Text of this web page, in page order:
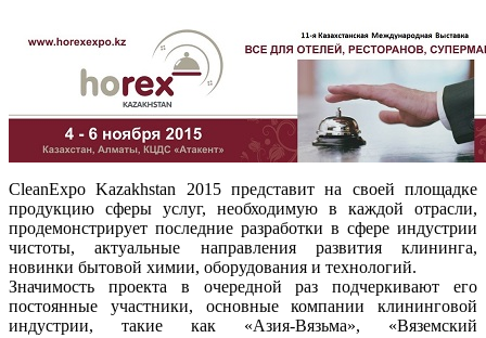
CleanExpo Kazakhstan 2015 представит на своей площадке
продукцию сферы услуг, необходимую в каждой отрасли,
продемонстрирует последние разработки в сфере индустрии
чистоты, актуальные направления развития клининга,
новинки бытовой химии, оборудования и технологий.
Значимость проекта в очередной раз подчеркивают его
постоянные участники, основные компании клининговой
индустрии, такие как «Aзия-Вязьма», «Вяземский